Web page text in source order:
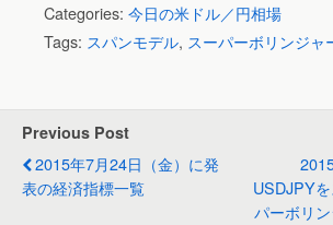
Categories: 今日の米ドル／円相場
Tags: スパンモデル, スーパーボリンジャ
Previous Post
2015年7月24日（金）に発
表の経済指標一覧
USDJPY
パーボリ